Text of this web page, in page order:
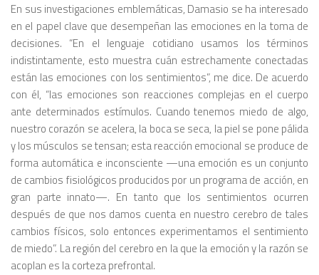
En sus investigaciones emblemáticas, Damasio se ha interesado
en el papel clave que desempeñan las emociones en la toma de
decisiones. “En el lenguaje cotidiano usamos los términos
indistintamente, esto muestra cuán estrechamente conectadas
están las emociones con los sentimientos”, me dice. De acuerdo
con él, “las emociones son reacciones complejas en el cuerpo
ante determinados estímulos. Cuando tenemos miedo de algo,
nuestro corazón se acelera, la boca se seca, la piel se pone pálida
y los músculos se tensan; esta reacción emocional se produce de
forma automática e inconsciente —una emoción es un conjunto
de cambios fisiológicos producidos por un programa de acción, en
gran parte innato—. En tanto que los sentimientos ocurren
después de que nos damos cuenta en nuestro cerebro de tales
cambios físicos, solo entonces experimentamos el sentimiento
de miedo”. La región del cerebro en la que la emoción y la razón se
acoplan es la corteza prefrontal.